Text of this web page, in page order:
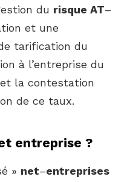
du risque AT–
et une
tarification du
à l’entreprise du
et la contestation
de ce taux.
entreprise ?
» net–entreprises